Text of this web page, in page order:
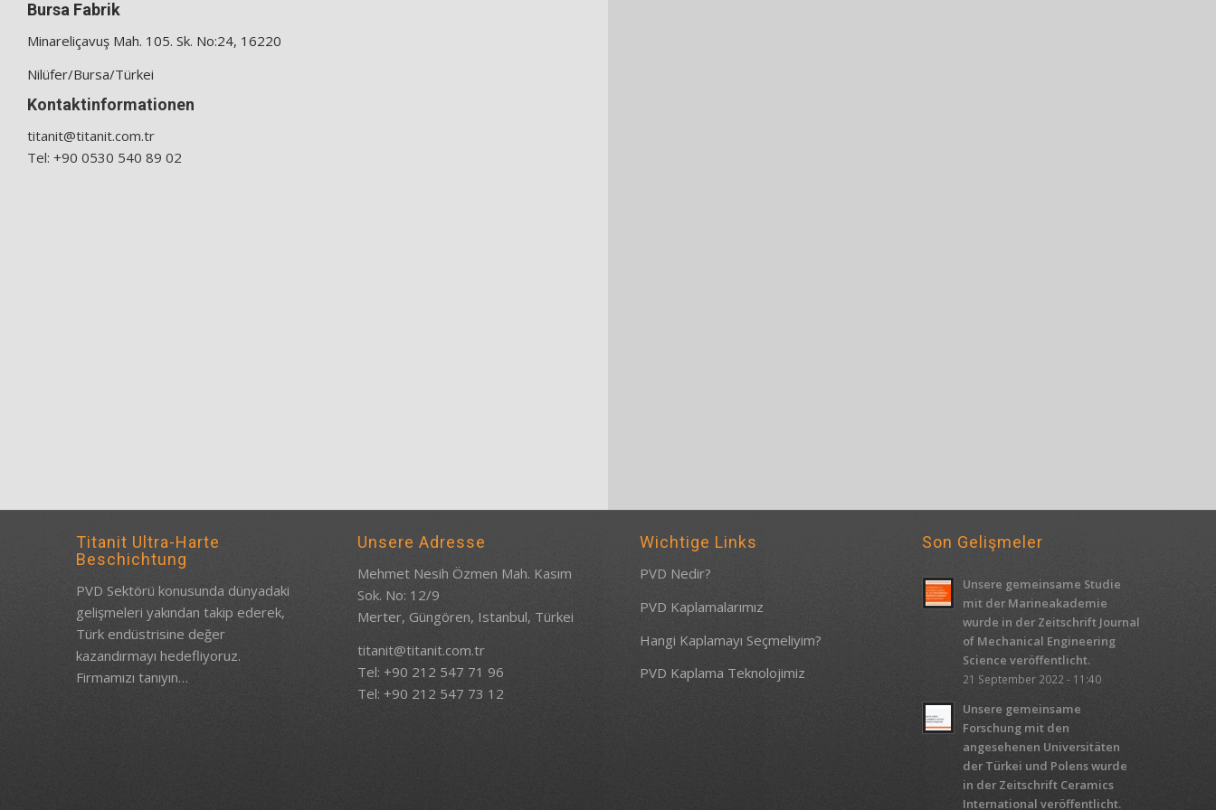
Bursa Fabrik
Minareliçavuş Mah. 105. Sk. No:24, 16220
Nilüfer/Bursa/Türkei
Kontaktinformationen
titanit@titanit.com.tr
Tel: +90 0530 540 89 02
Titanit Ultra-Harte
Beschichtung
PVD Sektörü konusunda dünyadaki
gelişmeleri yakından takip ederek,
Türk endüstrisine değer
kazandırmayı hedefliyoruz.
Firmamızı tanıyın…
Unsere Adresse
Mehmet Nesih Özmen Mah. Kasım
Sok. No: 12/9
Merter, Güngören, Istanbul, Türkei
titanit@titanit.com.tr
Tel: +90 212 547 71 96
Tel: +90 212 547 73 12
Wichtige Links
PVD Nedir?
PVD Kaplamalarımız
Hangi Kaplamayı Seçmeliyim?
PVD Kaplama Teknolojimiz
Son Gelişmeler
Unsere gemeinsame Studie
mit der Marineakademie
wurde in der Zeitschrift Journal
of Mechanical Engineering
Science veröffentlicht.
21 September 2022 - 11:40
Unsere gemeinsame
Forschung mit den
angesehenen Universitäten
der Türkei und Polens wurde
in der Zeitschrift Ceramics
International veröffentlicht.